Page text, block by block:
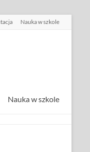
Nauka w szkole
Nauka w szkole